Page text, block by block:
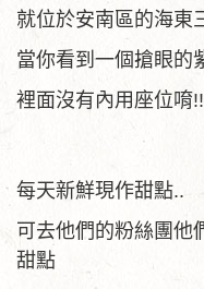
就位於安南區的海東
當你看到一個搶眼的
裡面沒有內用座位唷
每天新鮮現作甜點..
可去他們的粉絲團他
甜點